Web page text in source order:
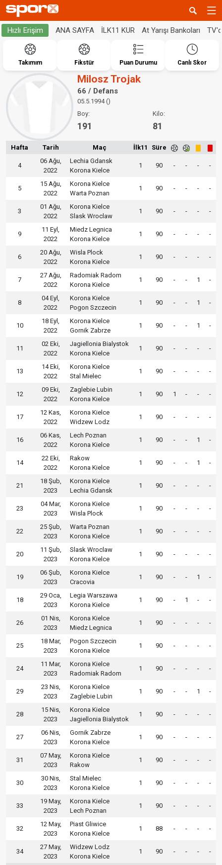
Hızlı Erişim ANA SAYFA İLK11 KUR At Yarışı Bankoları
Takımım Fikstür Puan Durumu Canlı Skor
Milosz Trojak
66 / Defans
05.5.1994 ()
Boy:
191
Kilo:
81
Hafta Tarih Maç İlk11 Süre
4
06 Ağu,
2022
Lechia Gdansk
Korona Kielce
1 90 - - - -
5
15 Ağu,
2022
Korona Kielce
Warta Poznan
1 90 - - - -
3
01 Ağu,
2022
Korona Kielce
Slask Wroclaw
1 90 - - - -
9
11 Eyl,
2022
Miedz Legnica
Korona Kielce
1 90 - - - -
6
20 Ağu,
2022
Wisla Plock
Korona Kielce
1 90 - - - -
7
27 Ağu,
2022
Radomiak Radom
Korona Kielce
1 90 - - 1 -
8
04 Eyl,
2022
Korona Kielce
Pogon Szczecin
1 90 - - 1 -
10
18 Eyl,
2022
Korona Kielce
Gornik Zabrze
1 90 - - 1 -
11
02 Eki,
2022
Jagiellonia Bialystok
Korona Kielce
1 90 - - - -
13
14 Eki,
2022
Korona Kielce
Stal Mielec
1 90 - - - -
12
09 Eki,
2022
Zaglebie Lubin
Korona Kielce
1 90 1 - - -
17
12 Kas,
2022
Korona Kielce
Widzew Lodz
1 90 - - - -
16
06 Kas,
2022
Lech Poznan
Korona Kielce
1 90 - - 1 -
14
22 Eki,
2022
Rakow
Korona Kielce
1 90 - - 1 -
21
18 Şub,
2023
Korona Kielce
Lechia Gdansk
1 90 - - - -
23
04 Mar,
2023
Korona Kielce
Wisla Plock
1 90 - - - -
22
25 Şub,
2023
Warta Poznan
Korona Kielce
1 90 - - - -
20
11 Şub,
2023
Slask Wroclaw
Korona Kielce
1 90 - - - -
19
06 Şub,
2023
Korona Kielce
Cracovia
1 90 - - 1 -
18
29 Oca,
2023
Legia Warszawa
Korona Kielce
1 90 - 1 - -
26
01 Nis,
2023
Korona Kielce
Miedz Legnica
1 90 - - - -
25
18 Mar,
2023
Pogon Szczecin
Korona Kielce
1 90 - - - -
24
11 Mar,
2023
Korona Kielce
Radomiak Radom
1 90 - - - -
29
23 Nis,
2023
Korona Kielce
Zaglebie Lubin
1 90 - - 1 -
28
15 Nis,
2023
Korona Kielce
Jagiellonia Bialystok
1 90 - - - -
27
06 Nis,
2023
Gornik Zabrze
Korona Kielce
1 90 - - - -
31
07 May,
2023
Korona Kielce
Rakow
1 90 - - - -
30
30 Nis,
2023
Stal Mielec
Korona Kielce
1 90 - - - -
33
19 May,
2023
Korona Kielce
Lech Poznan
1 90 - - - -
32
12 May,
2023
Piast Gliwice
Korona Kielce
1 88 - - - -
34
27 May,
2023
Widzew Lodz
Korona Kielce
1 90 - - - -